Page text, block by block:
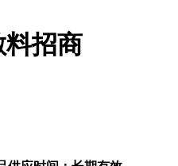
招商